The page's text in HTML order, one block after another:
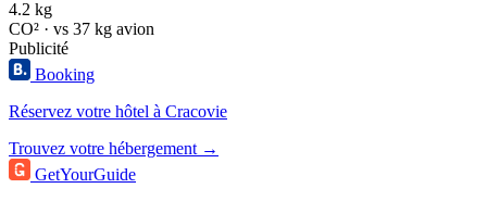
4.2 kg
CO² · vs 37 kg avion
Publicité
Booking
Réservez votre hôtel à Cracovie
Trouvez votre hébergement →
GetYourGuide